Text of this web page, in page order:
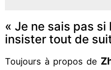
« Je ne sais pas si
insister tout de
Toujours à propos de